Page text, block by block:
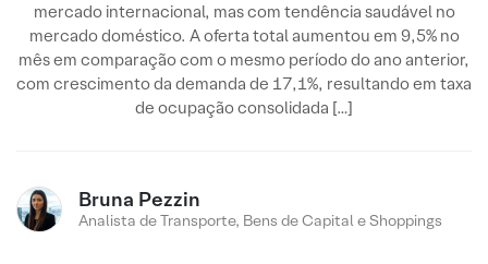
mercado internacional, mas com tendência saudável no
mercado doméstico. A oferta total aumentou em 9,5% no
mês em comparação com o mesmo período do ano anterior,
com crescimento da demanda de 17,1%, resultando em taxa
de ocupação consolidada […]
Bruna Pezzin
Analista de Transporte, Bens de Capital e Shoppings